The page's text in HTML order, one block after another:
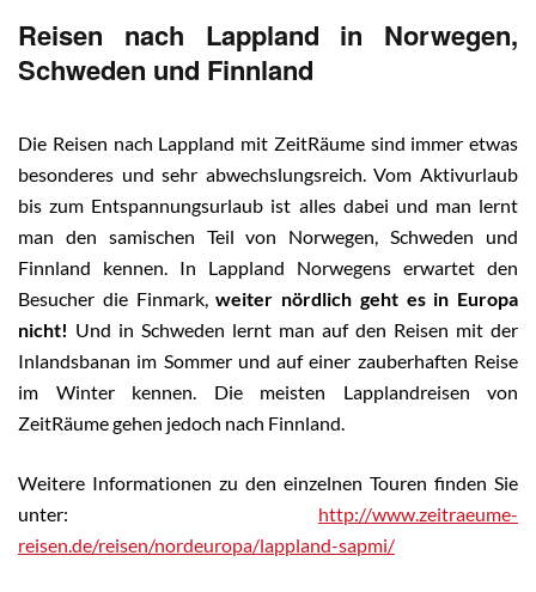
Reisen nach Lappland in Norwegen,
Schweden und Finnland
Die Reisen nach Lappland mit ZeitRäume sind immer etwas
besonderes und sehr abwechslungsreich. Vom Aktivurlaub
bis zum Entspannungsurlaub ist alles dabei und man lernt
man den samischen Teil von Norwegen, Schweden und
Finnland kennen. In Lappland Norwegens erwartet den
Besucher die Finmark,weiter nördlich geht es in Europa
nicht! Und in Schweden lernt man auf den Reisen mit der
Inlandsbanan im Sommer und auf einer zauberhaften Reise
im Winter kennen. Die meisten Lapplandreisen von
ZeitRäume gehen jedoch nach Finnland.
Weitere Informationen zu den einzelnen Touren finden Sie
unter: http://www.zeitraeume-
reisen.de/reisen/nordeuropa/lappland-sapmi/